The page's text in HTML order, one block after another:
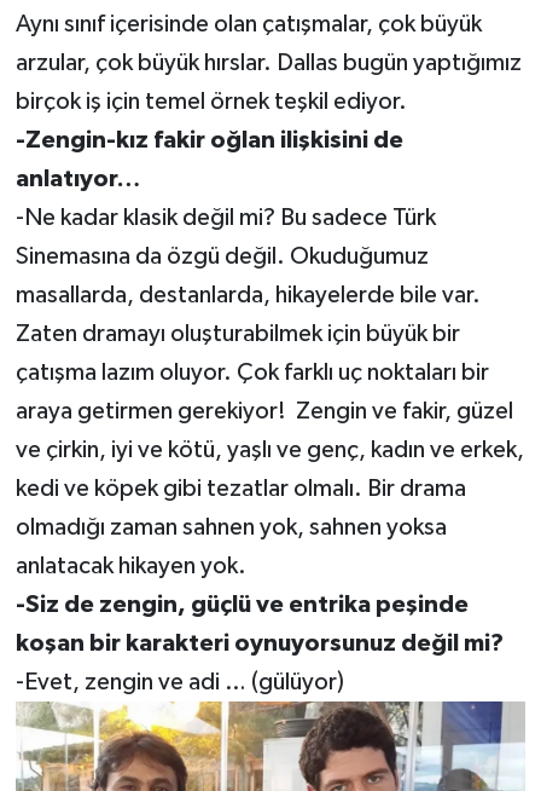
Aynı sınıf içerisinde olan çatışmalar, çok büyük
arzular, çok büyük hırslar. Dallas bugün yaptığımız
birçok iş için temel örnek teşkil ediyor.
-Zengin-kız fakir oğlan ilişkisini de
anlatıyor…
-Ne kadar klasik değil mi? Bu sadece Türk
Sinemasına da özgü değil. Okuduğumuz
masallarda, destanlarda, hikayelerde bile var.
Zaten dramayı oluşturabilmek için büyük bir
çatışma lazım oluyor. Çok farklı uç noktaları bir
araya getirmen gerekiyor! Zengin ve fakir, güzel
ve çirkin, iyi ve kötü, yaşlı ve genç, kadın ve erkek,
kedi ve köpek gibi tezatlar olmalı. Bir drama
olmadığı zaman sahnen yok, sahnen yoksa
anlatacak hikayen yok.
-Siz de zengin, güçlü ve entrika peşinde
koşan bir karakteri oynuyorsunuz değil mi?
-Evet, zengin ve adi … (gülüyor)